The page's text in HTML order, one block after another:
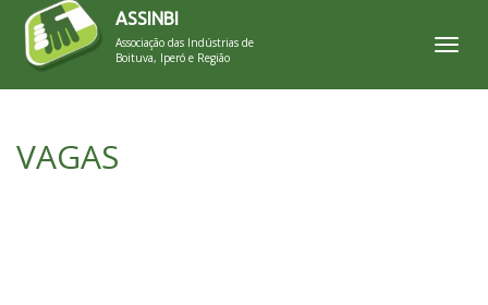
ASSINBI
Associação das Indústrias de
Boituva, Iperó e Região
VAGAS